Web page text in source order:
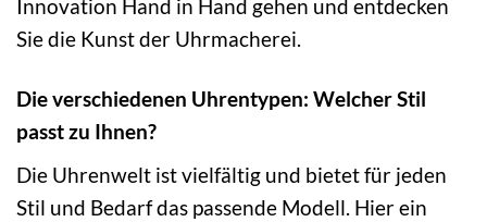
Innovation Hand in Hand gehen und entdecken
Sie die Kunst der Uhrmacherei.
Die verschiedenen Uhrentypen: Welcher Stil
passt zu Ihnen?
Die Uhrenwelt ist vielfältig und bietet für jeden
Stil und Bedarf das passende Modell. Hier ein